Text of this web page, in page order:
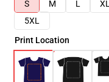
S
M L XL
5XL
Print Location